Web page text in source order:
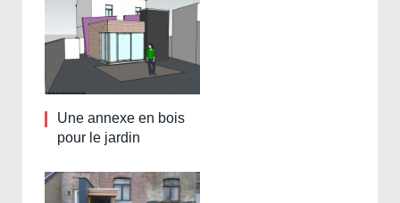
Une annexe en bois
pour le jardin